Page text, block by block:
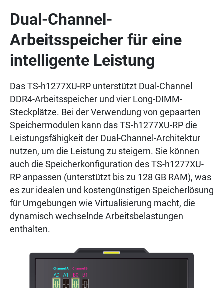
Dual-Channel-
Arbeitsspeicher für eine
intelligente Leistung
Das TS-h1277XU-RP unterstützt Dual-Channel
DDR4-Arbeitsspeicher und vier Long-DIMM-
Steckplätze. Bei der Verwendung von gepaarten
Speichermodulen kann das TS-h1277XU-RP die
Leistungsfähigkeit der Dual-Channel-Architektur
nutzen, um die Leistung zu steigern. Sie können
auch die Speicherkonfiguration des TS-h1277XU-
RP anpassen (unterstützt bis zu 128 GB RAM), was
es zur idealen und kostengünstigen Speicherlösung
für Umgebungen wie Virtualisierung macht, die
dynamisch wechselnde Arbeitsbelastungen
enthalten.